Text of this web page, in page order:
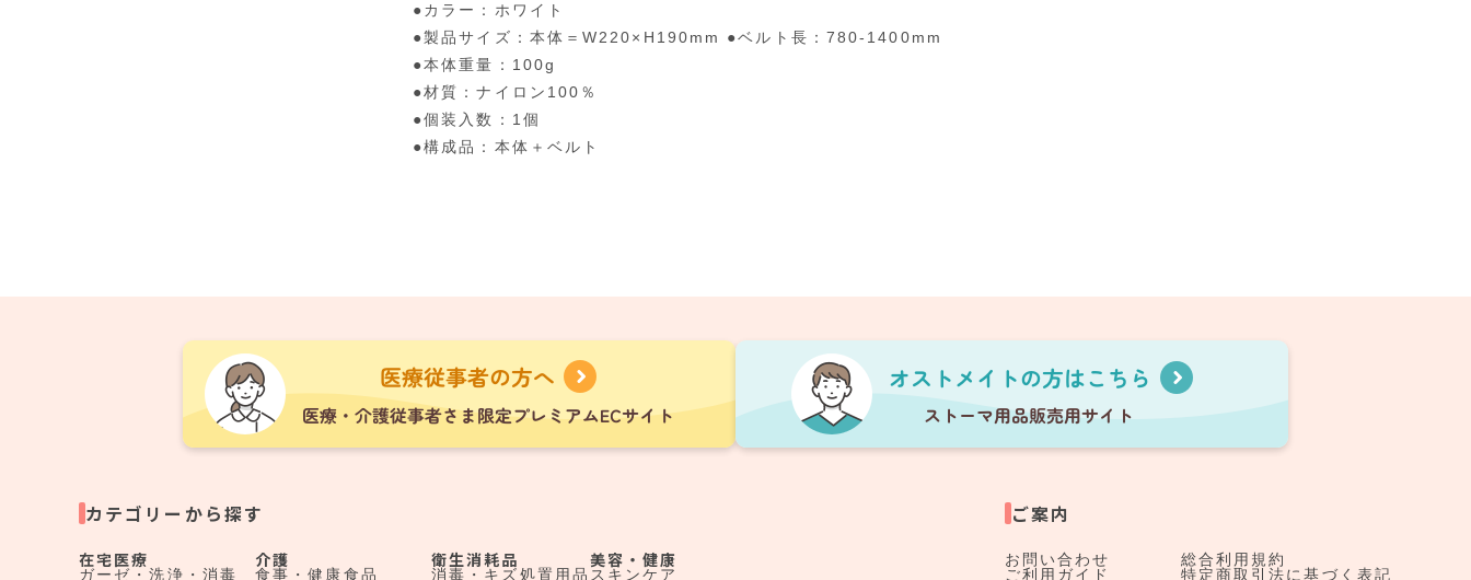
●カラー：ホワイト
●製品サイズ：本体＝W220×H190mm ●ベルト長：780-1400mm
●本体重量：100g
●材質：ナイロン100％
●個装入数：1個
●構成品：本体＋ベルト
カテゴリーから探す
在宅医療
ガーゼ・洗浄・消毒
介護
食事・健康食品
衛生消耗品
消毒・キズ処置用品
美容・健康
スキンケア
ご案内
お問い合わせ
ご利用ガイド
総合利用規約
特定商取引法に基づく表記